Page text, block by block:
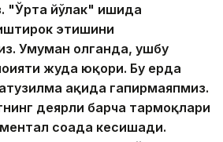
"Ўрта йўлак" ишида
этишини
Умуман олганда, ушбу
жуда юқори. Бу ерда
ҳақида гапирмаяпмиз.
деярли барча тармоқлари
соҳада кесишади.